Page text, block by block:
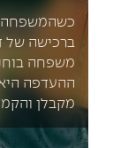
כשהמשפחה
ברכישה של
משפחה
ההעדפה
מקבלן